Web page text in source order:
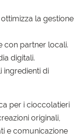
la gestione
con partner locali.
digitali.
ingredienti di
per i cioccolatieri
originali,
e comunicazione